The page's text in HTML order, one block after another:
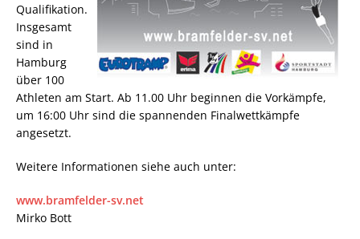
Qualifikation.
Insgesamt
sind in
Hamburg
über 100
Athleten am Start. Ab 11.00 Uhr beginnen die Vorkämpfe,
um 16:00 Uhr sind die spannenden Finalwettkämpfe
angesetzt.
Weitere Informationen siehe auch unter:
www.bramfelder-sv.net
Mirko Bott